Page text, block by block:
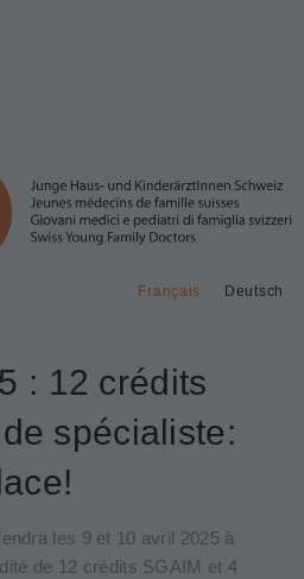
Deutsch
Français
: 12 crédits
spécialiste:
les 9 et 10 avril 2025 à
de 12 crédits SGAIM et 4